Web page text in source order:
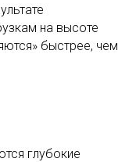
на высоте
быстрее, чем
глубокие